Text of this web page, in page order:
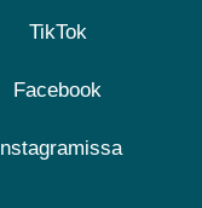
TikTok
Facebook
Instagramissa